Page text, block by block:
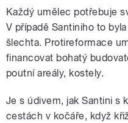
Každý umělec potřebuje
V případě Santiniho to
šlechta. Protireformace
financovat bohatý
poutní areály, kostely.
Je s údivem, jak Santini s
cestách v kočáře, když